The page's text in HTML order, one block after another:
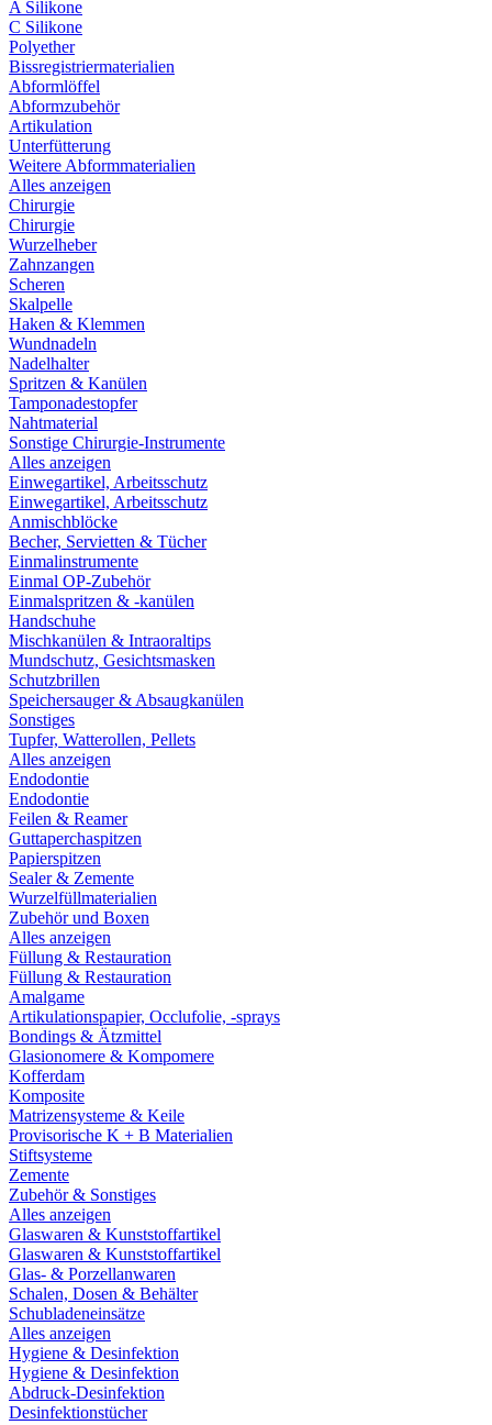
A Silikone
C Silikone
Polyether
Bissregistriermaterialien
Abformlöffel
Abformzubehör
Artikulation
Unterfütterung
Weitere Abformmaterialien
Alles anzeigen
Chirurgie
Chirurgie
Wurzelheber
Zahnzangen
Scheren
Skalpelle
Haken & Klemmen
Wundnadeln
Nadelhalter
Spritzen & Kanülen
Tamponadestopfer
Nahtmaterial
Sonstige Chirurgie-Instrumente
Alles anzeigen
Einwegartikel, Arbeitsschutz
Einwegartikel, Arbeitsschutz
Anmischblöcke
Becher, Servietten & Tücher
Einmalinstrumente
Einmal OP-Zubehör
Einmalspritzen & -kanülen
Handschuhe
Mischkanülen & Intraoraltips
Mundschutz, Gesichtsmasken
Schutzbrillen
Speichersauger & Absaugkanülen
Sonstiges
Tupfer, Watterollen, Pellets
Alles anzeigen
Endodontie
Endodontie
Feilen & Reamer
Guttaperchaspitzen
Papierspitzen
Sealer & Zemente
Wurzelfüllmaterialien
Zubehör und Boxen
Alles anzeigen
Füllung & Restauration
Füllung & Restauration
Amalgame
Artikulationspapier, Occlufolie, -sprays
Bondings & Ätzmittel
Glasionomere & Kompomere
Kofferdam
Komposite
Matrizensysteme & Keile
Provisorische K + B Materialien
Stiftsysteme
Zemente
Zubehör & Sonstiges
Alles anzeigen
Glaswaren & Kunststoffartikel
Glaswaren & Kunststoffartikel
Glas- & Porzellanwaren
Schalen, Dosen & Behälter
Schubladeneinsätze
Alles anzeigen
Hygiene & Desinfektion
Hygiene & Desinfektion
Abdruck-Desinfektion
Desinfektionstücher